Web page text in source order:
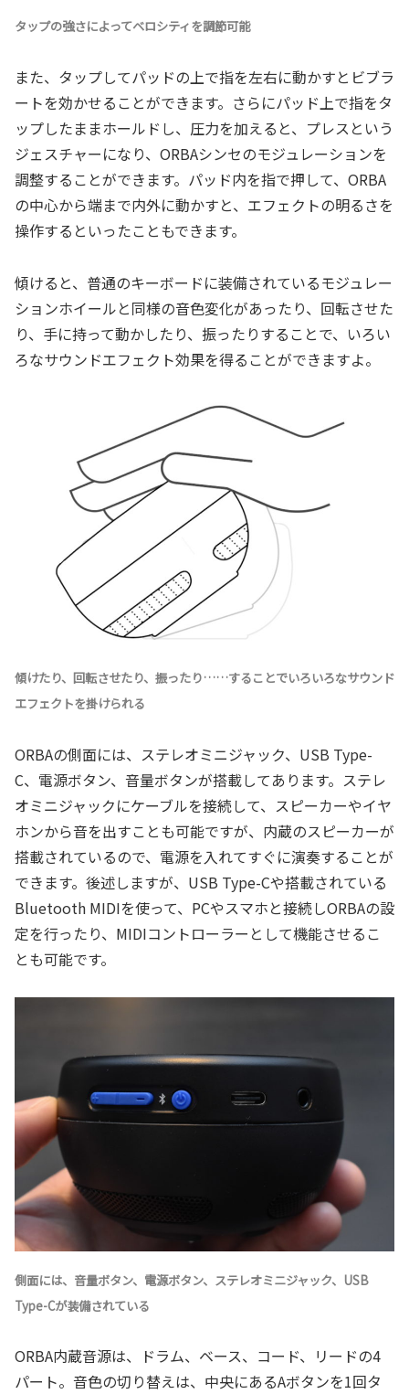
タップの強さによってベロシティを調節可能
また、タップしてパッドの上で指を左右に動かすとビブラ
ートを効かせることができます。さらにパッド上で指をタ
ップしたままホールドし、圧力を加えると、プレスという
ジェスチャーになり、ORBAシンセのモジュレーションを
調整することができます。パッド内を指で押して、ORBA
の中心から端まで内外に動かすと、エフェクトの明るさを
操作するといったこともできます。
傾けると、普通のキーボードに装備されているモジュレー
ションホイールと同様の音色変化があったり、回転させた
り、手に持って動かしたり、振ったりすることで、いろい
ろなサウンドエフェクト効果を得ることができますよ。
傾けたり、回転させたり、振ったり……することでいろいろなサウンド
エフェクトを掛けられる
ORBAの側面には、ステレオミニジャック、USB Type-
C、電源ボタン、音量ボタンが搭載してあります。ステレ
オミニジャックにケーブルを接続して、スピーカーやイヤ
ホンから音を出すことも可能ですが、内蔵のスピーカーが
搭載されているので、電源を入れてすぐに演奏することが
できます。後述しますが、USB Type-Cや搭載されている
Bluetooth MIDIを使って、PCやスマホと接続しORBAの設
定を行ったり、MIDIコントローラーとして機能させるこ
とも可能です。
側面には、音量ボタン、電源ボタン、ステレオミニジャック、USB
Type-Cが装備されている
ORBA内蔵音源は、ドラム、ベース、コード、リードの4
パート。音色の切り替えは、中央にあるAボタンを1回タ